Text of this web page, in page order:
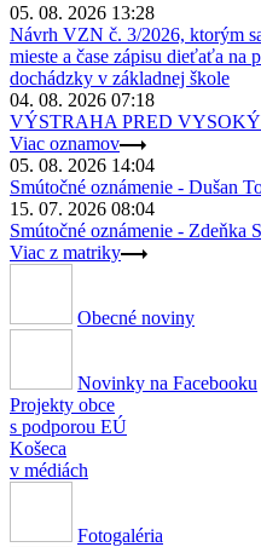
05. 08. 2026 13:28
Návrh VZN č. 3/2026, ktorým
mieste a čase zápisu dieťaťa na
dochádzky v základnej škole
04. 08. 2026 07:18
VÝSTRAHA PRED
Viac oznamov
05. 08. 2026 14:04
Smútočné oznámenie - Dušan
15. 07. 2026 08:04
Smútočné oznámenie - Zdeňka
Viac z matriky
Obecné noviny
Novinky na Facebooku
Projekty obce
s podporou EÚ
Košeca
v médiách
Fotogaléria